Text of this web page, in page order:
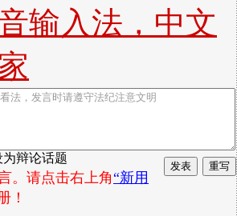
输入法，中文
为辩论话题
。请点击右上角“新用
！